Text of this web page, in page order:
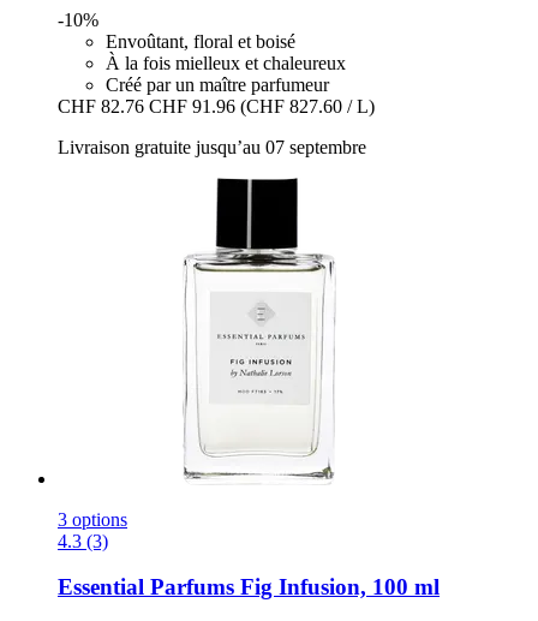
-10%
Envoûtant, floral et boisé
À la fois mielleux et chaleureux
Créé par un maître parfumeur
CHF 82.76 CHF 91.96 (CHF 827.60 / L)
Livraison gratuite jusqu’au 07 septembre
3 options
4.3 (3)
Essential Parfums Fig Infusion, 100 ml